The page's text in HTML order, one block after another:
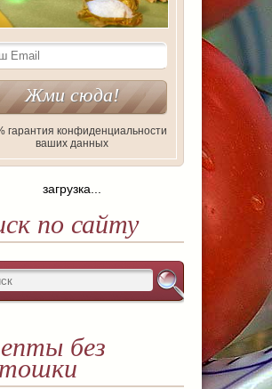
гарантия конфиденциальности
ваших данных
загрузка...
по сайту
без